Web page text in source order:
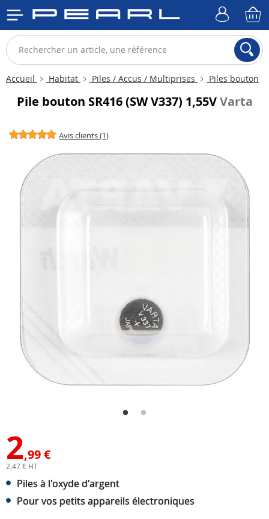
Accueil Habitat Piles / Accus / Multiprises Piles bouton
Pile bouton SR416 (SW V337) 1,55VVarta
Avis clients (1)
2,99 €
2,47 € HT
Piles à l'oxyde d'argent
Pour vos petits appareils électroniques